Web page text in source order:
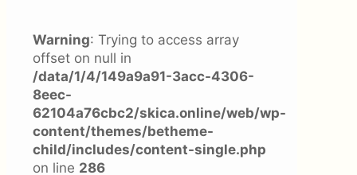
Warning: Trying to access array
offset on null in
/data/1/4/149a9a91-3acc-4306-
8eec-
62104a76cbc2/skica.online/web/wp-
content/themes/betheme-
child/includes/content-single.php
on line 286